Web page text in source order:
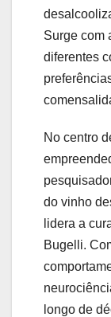
Surge com
diferentes
No centro
do vinho
lidera a
Bugelli.
longo de